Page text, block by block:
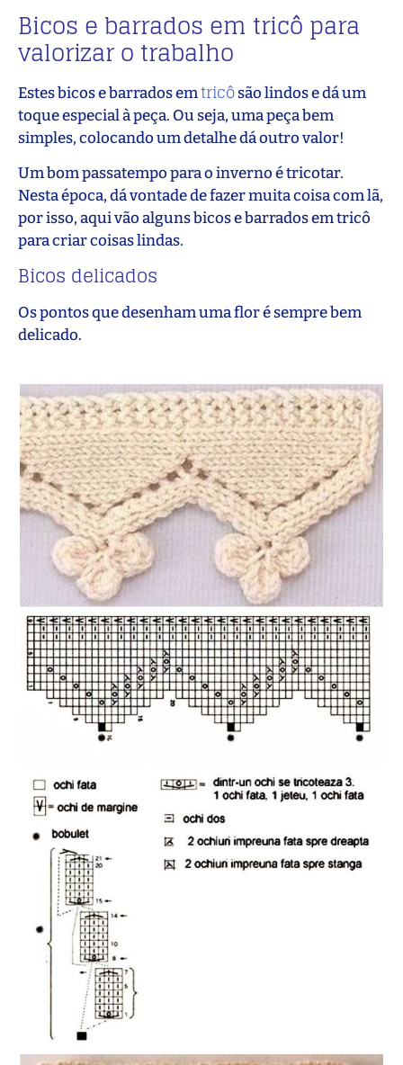
Bicos e barrados em tricô para
valorizar o trabalho
Estes bicos e barrados emtricôsão lindos e dá um
toque especial à peça. Ou seja, uma peça bem
simples, colocando um detalhe dá outro valor!
Um bom passatempo para o inverno é tricotar.
Nesta época, dá vontade de fazer muita coisa com lã,
por isso, aqui vão alguns bicos e barrados em tricô
para criar coisas lindas.
Bicos delicados
Os pontos que desenham uma flor é sempre bem
delicado.